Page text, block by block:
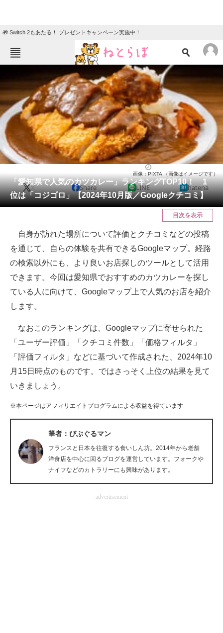
🎁 Switch 2もあたる！ プレゼントキャンペーン実施中！
TOP ニュース
エンタメ クイズ
グルメ 地域
住まい 教育・育児
動物 リサーチ
会員記事
メディア
ITの今と未来を見通す
スマホと通信の最新トレンド
進化するPCとデバイスの未来
好きが集まる 比べて選べる
ビジネスと働き方のヒント
企業ITのトレンドを詳説
ITエンジニア向け専門サイト
企業向けIT製品の総合サイト
製造業のIT導入・活用を支援
「愛知県で人気のカツカレー」ランキングTOP10！ 1
位は「コジゴロ」【2024年10月版／Googleクチコミ】
画像：PIXTA （画像はイメージです）
X Share LINE hatena
目次を表示
自身が訪れた場所について評価とクチコミなどの投稿
を通じて、自らの体験を共有できるGoogleマップ。経路
の検索以外にも、より良いお店探しのツールとして活用
できます。今回は愛知県でおすすめのカツカレーを探し
ている人に向けて、Googleマップ上で人気のお店を紹介
します。
なおこのランキングは、Googleマップに寄せられた
「ユーザー評価」「クチコミ件数」「価格フィルタ」
「評価フィルタ」などに基づいて作成された、2024年10
月15日時点のものです。ではさっそく上位の結果を見て
いきましょう。
※本ページはアフィリエイトプログラムによる収益を得ています
筆者：びぶぐるマン
フランスと日本を往復する食いしん坊。2014年から老舗
洋食店を中心に回るブログを運営しています。フォークや
ナイフなどのカトラリーにも興味があります。
advertisement